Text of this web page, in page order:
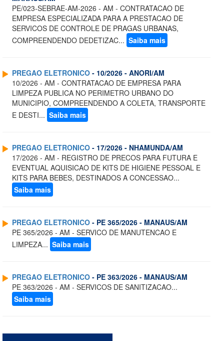
PE/023-SEBRAE-AM-2026 - AM - CONTRATACAO DE
EMPRESA ESPECIALIZADA PARA A PRESTACAO DE
SERVICOS DE CONTROLE DE PRAGAS URBANAS,
COMPREENDENDO DEDETIZAC... Saiba mais
PREGAO ELETRONICO - 10/2026 - ANORI/AM
10/2026 - AM - CONTRATACAO DE EMPRESA PARA
LIMPEZA PUBLICA NO PERIMETRO URBANO DO
MUNICIPIO, COMPREENDENDO A COLETA, TRANSPORTE
E DESTI... Saiba mais
PREGAO ELETRONICO - 17/2026 - NHAMUNDA/AM
17/2026 - AM - REGISTRO DE PRECOS PARA FUTURA E
EVENTUAL AQUISICAO DE KITS DE HIGIENE PESSOAL E
KITS PARA BEBES, DESTINADOS A CONCESSAO...
Saiba mais
PREGAO ELETRONICO - PE 365/2026 - MANAUS/AM
PE 365/2026 - AM - SERVICO DE MANUTENCAO E
LIMPEZA... Saiba mais
PREGAO ELETRONICO - PE 363/2026 - MANAUS/AM
PE 363/2026 - AM - SERVICOS DE SANITIZACAO...
Saiba mais